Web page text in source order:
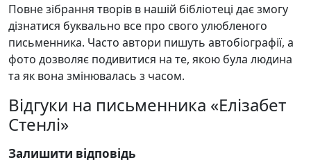
Повне зібрання творів в нашій бібліотеці дає змогу
дізнатися буквально все про свого улюбленого
письменника. Часто автори пишуть автобіографії, а
фото дозволяє подивитися на те, якою була людина
та як вона змінювалась з часом.
Відгуки на письменника «Елізабет
Стенлі»
Залишити відповідь